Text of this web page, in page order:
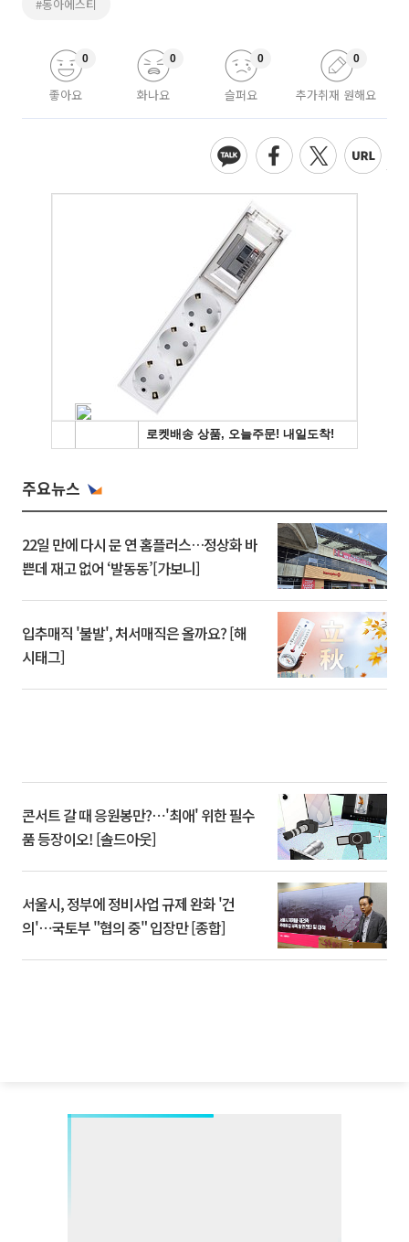
#동아에스티
좋아요
0
화나요
0
슬퍼요
0
추가취재 원해요
0
주요뉴스
22일 만에 다시 문 연 홈플러스…정상화 바
쁜데 재고 없어 ‘발동동’[가보니]
입추매직 '불발', 처서매직은 올까요? [해
시태그]
콘서트 갈 때 응원봉만?⋯'최애' 위한 필수
품 등장이오! [솔드아웃]
서울시, 정부에 정비사업 규제 완화 '건
의'⋯국토부 "협의 중" 입장만 [종합]